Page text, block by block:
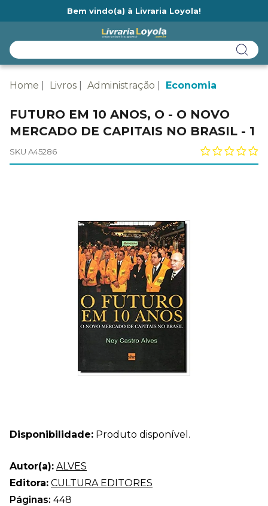
Bem vindo(a) à Livraria Loyola!
Home Livros Administração Economia
FUTURO EM 10 ANOS, O - O NOVO
MERCADO DE CAPITAIS NO BRASIL - 1
SKU A45286
Disponibilidade: Produto disponível.
Autor(a): ALVES
Editora: CULTURA EDITORES
Páginas: 448